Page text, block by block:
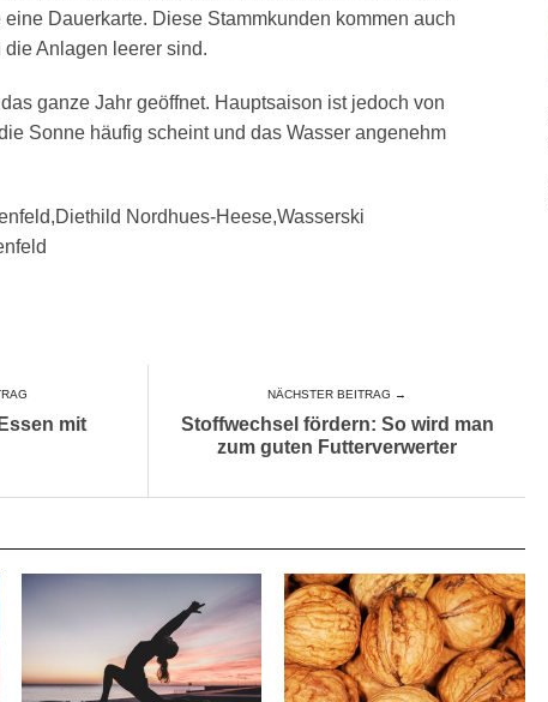
Dauerkarte. Diese Stammkunden kommen auch
die Anlagen leerer sind.
ganze Jahr geöffnet. Hauptsaison ist jedoch von
Sonne häufig scheint und das Wasser angenehm
Nordhues-Heese,Wasserski
mit
NÄCHSTER BEITRAG →
Stoffwechsel fördern: So wird man
zum guten Futterverwerter